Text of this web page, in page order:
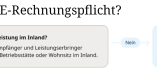
Rechnungspflicht?